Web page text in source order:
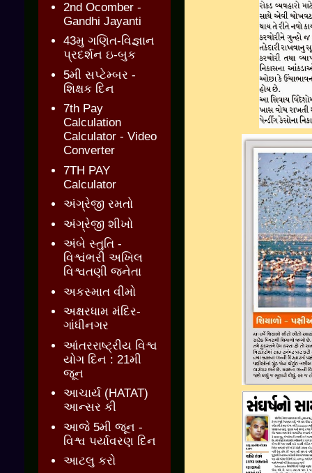
2nd Ocomber -
Gandhi Jayanti
43મુ ગણિત-વિજ્ઞાન
પ્રદર્શન ઇ-બુક
5મી સપ્ટેમ્બર -
શિક્ષક દિન
7th Pay
Calculation
Calculator - Video
Converter
7TH PAY
Calculator
અંગ્રેજી રમતો
અંગ્રેજી શીખો
અંબે સ્તુતિ -
વિશ્વંભરી અખિલ
વિશ્વતણી જનેતા
અકસ્માત વીમો
અક્ષરધામ મંદિર-
ગાંધીનગર
આંતરરાષ્ટ્રીય વિશ્વ
યોગ દિન : 21મી
જૂન
આચાર્ય (HATAT)
આન્સર કી
આજે 5મી જૂન -
વિશ્વ પર્યાવરણ દિન
આટલુ કરો